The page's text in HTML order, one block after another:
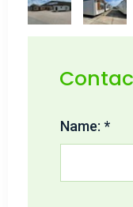
Name: *